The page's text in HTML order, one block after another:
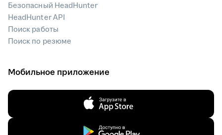
Безопасный HeadHunter
HeadHunter API
Поиск работы
Поиск по резюме
Мобильное приложение